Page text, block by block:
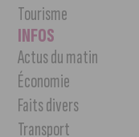
Tourisme
INFOS
Actus du matin
Économie
Faits divers
Transport